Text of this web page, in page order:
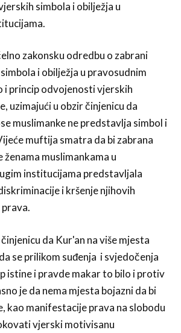
simbola i obilježja u
zakonsku odredbu o zabrani
i obilježja u pravosudnim
i princip odvojenosti vjerskih
uzimajući u obzir činjenicu da
muslimanke ne predstavlja simbol i
muftija smatra da bi zabrana
ženama muslimankama u
institucijama predstavljala
i kršenje njihovih
da Kur'an na više mjesta
se prilikom suđenja i svjedočenja
istine i pravde makar to bilo i protiv
je da nema mjesta bojazni da bi
kao manifestacije prava na slobodu
vjerski motivisanu